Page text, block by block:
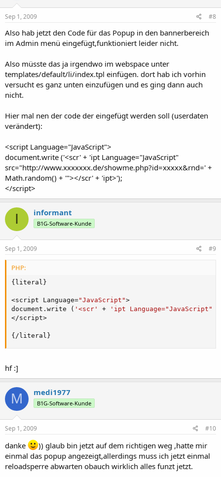
Sep 1, 2009 #8
Also hab jetzt den Code für das Popup in den bannerbereich
im Admin menü eingefügt,funktioniert leider nicht.
Also müsste das ja irgendwo im webspace unter
templates/default/li/index.tpl einfügen. dort hab ich vorhin
versucht es ganz unten einzufügen und es ging dann auch
nicht.
Hier mal nen der code der eingefügt werden soll (userdaten
verändert):
<script Language="JavaScript">
document.write ('<scr' + 'ipt Language="JavaScript"
src="http://www.xxxxxxx.de/showme.php?id=xxxxx&rnd=' +
Math.random() + '"></scr' + 'ipt>');
</script>
I informant
B1G-Software-Kunde
Sep 1, 2009 #9
PHP:
{ literal }
<script Language="JavaScript">
document . write ( '<scr' +
'ipt Language="JavaScript"
</script>
{ / literal }
hf :]
M medi1977
B1G-Software-Kunde
Sep 1, 2009 #10
danke
)) glaub bin jetzt auf dem richtigen weg ,hatte mir
einmal das popup angezeigt,allerdings muss ich jetzt einmal
reloadsperre abwarten obauch wirklich alles funzt jetzt.